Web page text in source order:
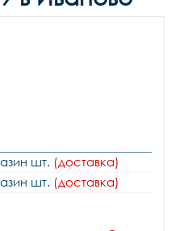
шт. (доставка)
шт. (доставка)